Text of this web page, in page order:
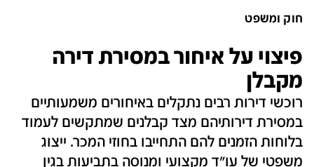
חוק ומשפט
פיצוי על איחור במסירת דירה
מקבלן
רוכשי דירות רבים נתקלים באיחורים משמעותיים
במסירת דירותיהם מצד קבלנים שמתקשים לעמוד
בלוחות הזמנים להם התחייבו בחוזי המכר. ייצוג
משפטי של עו"ד מקצועי ומנוסה בתביעות בגין